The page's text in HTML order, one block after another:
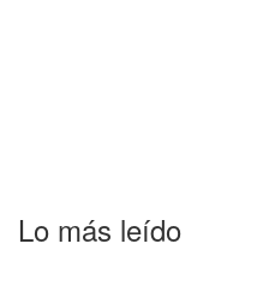
Lo más leído